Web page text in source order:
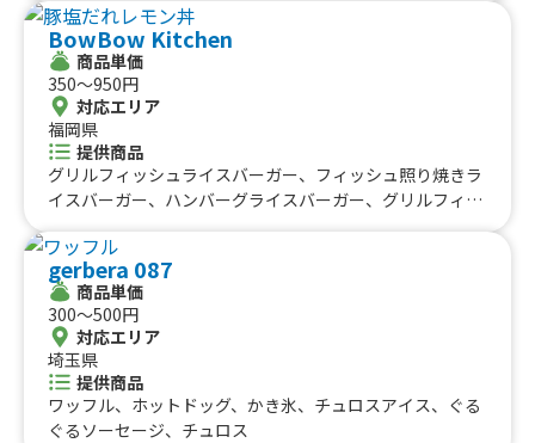
ワッフル ピスタチオ、ベルギーワッフル ベリーポイッ
プ、ベルギーワッフル 塩キャラメル
BowBow Kitchen
商品単価
350〜950円
対応エリア
福岡県
提供商品
グリルフィッシュライスバーガー、フィッシュ照り焼きラ
イスバーガー、ハンバーグライスバーガー、グリルフィッ
丼、カキ氷、カキ氷（宇治抹茶）、ドリンク、ワッフル
gerbera 087
商品単価
300〜500円
対応エリア
埼玉県
提供商品
ワッフル、ホットドッグ、かき氷、チュロスアイス、ぐる
ぐるソーセージ、チュロス